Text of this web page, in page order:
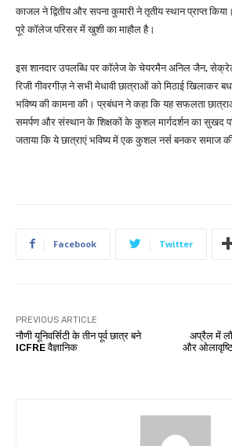
काजल ने द्वितीय और सपना कुमारी ने तृतीय स्थान प्राप्त
पूरे कॉलेज परिसर में खुशी का माहौल है।
इस शानदार उपलब्धि पर कॉलेज के चेयरमैन अनिल जैन,
रिजी गीवरगीज़ ने सभी मेधावी छात्राओं को मिठाई खिलाकर
भविष्य की कामना की। प्रबंधन ने कहा कि यह सफलता
समर्पण और संस्थान के शिक्षकों के कुशल मार्गदर्शन का सुखद
जताया कि ये छात्राएं भविष्य में एक कुशल नर्स बनकर समाज
Facebook Twitter
PREVIOUS ARTICLE
नौणी यूनिवर्सिटी के तीन पूर्व छात्र बने
ICFRE वैज्ञानिक
अप्रैल में
और